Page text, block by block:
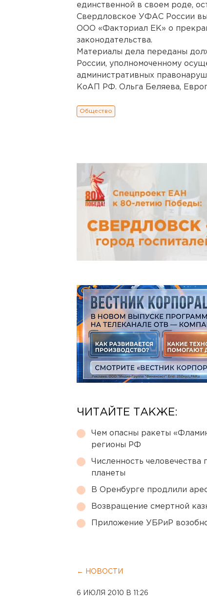
единственной в своем роде,
Свердловское УФАС России
ООО «Факториал ЕК» о
законодательства.
Материалы дела переданы
России, уполномоченному
административных
КоАП РФ. Ольга Беляева,
Общество
ЧИТАЙТЕ ТАКЖЕ:
Чем опасны ракеты
регионы РФ
Численность
планеты
В Оренбурге продлили
Возвращение смертной
Приложение УБРиР
← НОВОСТИ
6 ИЮЛЯ 2010 В 11:26